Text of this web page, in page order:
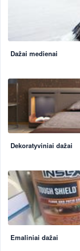
Dažai medienai
Dekoratyviniai dažai
Emaliniai dažai